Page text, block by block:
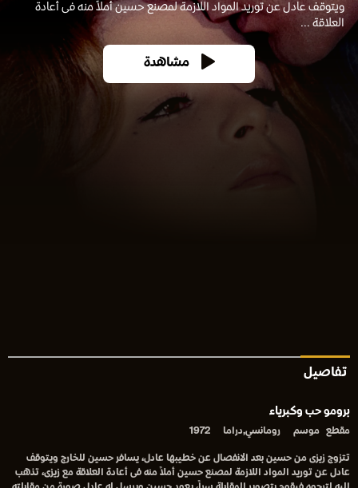
ويتوقف عادل عن توريد المواد اللازمة لمصنع حسين أملاً منه فى أعادة
العلاقة ...
مشاهدة
تفاصيل
برومو حب وكبرياء
مقطع موسم رومانسي,دراما 1972
تتزوج زيزى من حسين بعد الانفصال عن خطيبها عادل، يسافر حسين للخارج ويتوقف
عادل عن توريد المواد اللازمة لمصنع حسين أملاً منه فى أعادة العلاقة مع زيزى، تذهب